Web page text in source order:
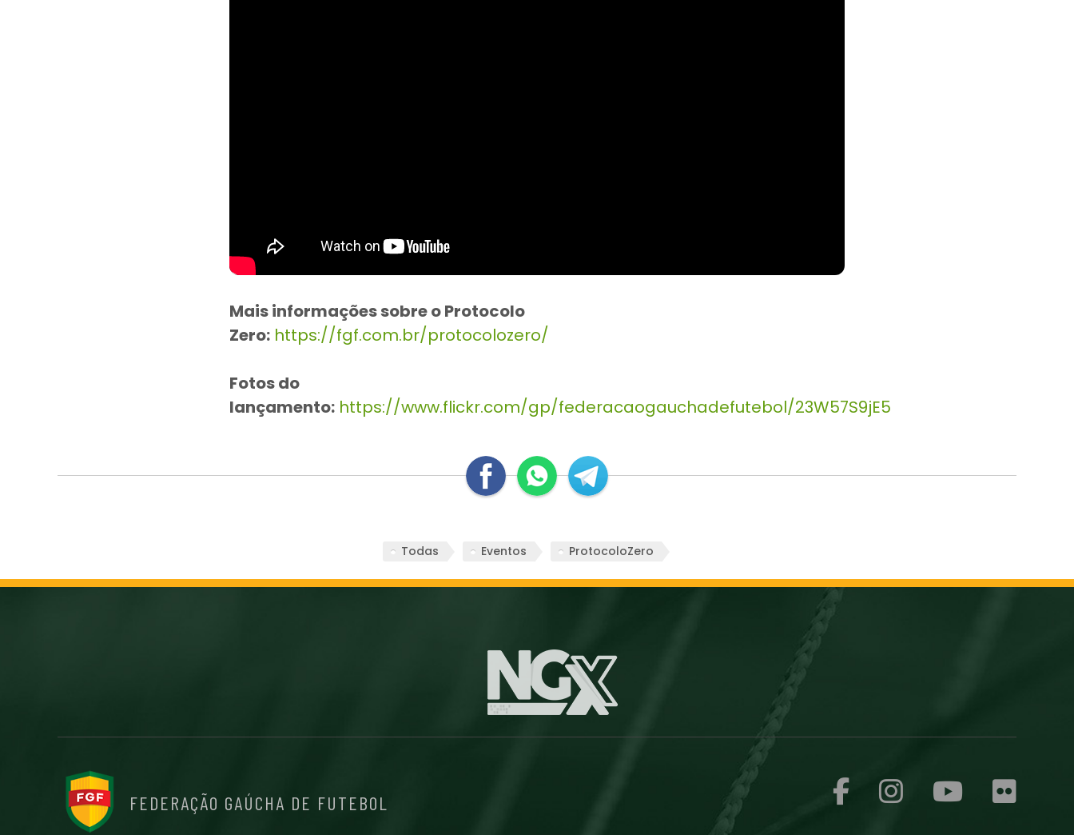
Mais informações sobre o Protocolo
Zero: https://fgf.com.br/protocolozero/
Fotos do
lançamento: https://www.flickr.com/gp/federacaogauchadefutebol/23W57S9jE5
Todas Eventos ProtocoloZero
FEDERAÇÃO GAÚCHA DE FUTEBOL